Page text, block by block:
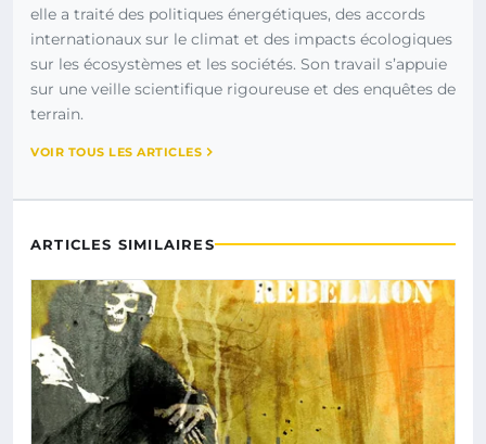
elle a traité des politiques énergétiques, des accords
internationaux sur le climat et des impacts écologiques
sur les écosystèmes et les sociétés. Son travail s’appuie
sur une veille scientifique rigoureuse et des enquêtes de
terrain.
VOIR TOUS LES ARTICLES
ARTICLES SIMILAIRES